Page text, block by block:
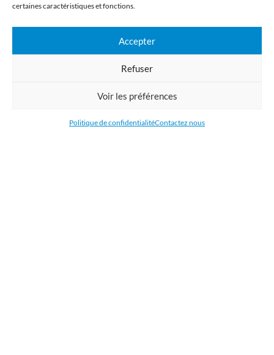
certaines caractéristiques et fonctions.
Accepter
Refuser
Voir les préférences
Politique de confidentialitéContactez nous
Imprimerie numérique grand format
entreprise. Nous imprimons : bâche, tissu, film adhésive, drapeau,
Belgique, aux Pays-Bas et au Luxembourg et dans la plupart des pays de